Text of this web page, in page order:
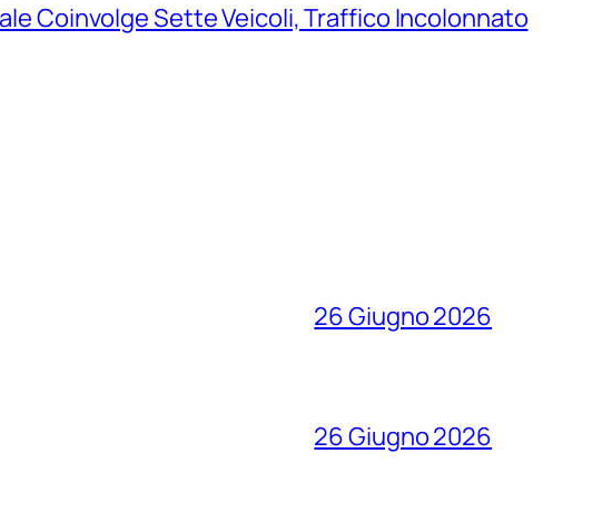
Coinvolge Sette Veicoli, Traffico Incolonnato
26 Giugno 2026
26 Giugno 2026